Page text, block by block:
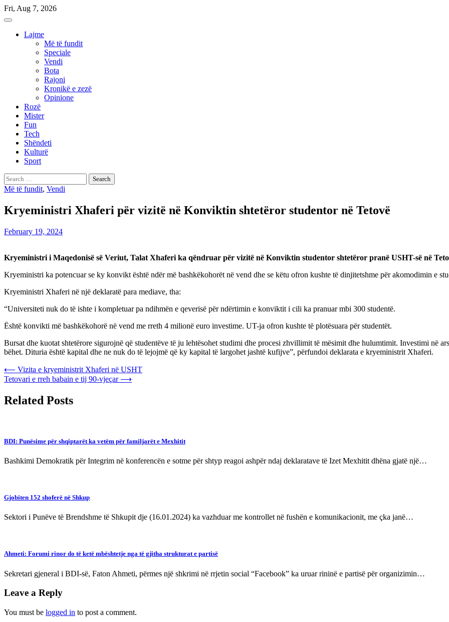
Skip
to
Fri, Aug 7, 2026
Lajme
Më të fundit
Speciale
Vendi
Bota
Rajoni
Kronikë e zezë
Opinione
Rozë
Mister
Fun
Tech
Shëndeti
Kulturë
Sport
Search
for:
Më të fundit, Vendi
Kryeministri Xhaferi për vizitë në Konviktin shtetëror studentor në Tetovë
February 19, 2024
Kryeministri i Maqedonisë së Veriut, Talat Xhaferi ka qëndruar për vizitë në Konviktin studentor shtetëror pranë USHT-së në
Kryeministri ka potencuar se ky konvikt është ndër më bashkëkohorët në vend dhe se këtu ofron kushte të dinjitetshme për akomodimin e
Kryeministri Xhaferi në një deklaratë para mediave, tha:
“Universiteti nuk do të ishte i kompletuar pa ndihmën e qeverisë për ndërtimin e konviktit i cili ka pranuar mbi 300 studentë.
Është konvikti më bashkëkohorë në vend me rreth 4 milionë euro investime. UT-ja ofron kushte të plotësuara për studentët.
Bursat dhe kuotat shtetërore sigurojnë që studentëve të ju lehtësohet studimi dhe procesi zhvillimit të mësimit dhe hulumtimit. Investimi në
bëhet. Dituria është kapital dhe ne nuk do të lejojmë që ky kapital të largohet jashtë kufijve”, përfundoi deklarata e kryeministrit Xhaferi.
Post
navigation
⟵ Vizita e kryeministrit Xhaferi në USHT
Tetovari e rreh babain e tij 90-vjeçar ⟶
Related Posts
BDI: Punësime për shqiptarët ka vetëm për familjarët e Mexhitit
Bashkimi Demokratik për Integrim në konferencën e sotme për shtyp reagoi ashpër ndaj deklaratave të Izet Mexhitit dhëna gjatë një…
Gjobiten 152 shoferë në Shkup
Sektori i Punëve të Brendshme të Shkupit dje (16.01.2024) ka vazhduar me kontrollet në fushën e komunikacionit, me çka janë…
Ahmeti: Forumi rinor do të ketë mbështetje nga të gjitha strukturat e partisë
Sekretari gjeneral i BDI-së, Faton Ahmeti, përmes një shkrimi në rrjetin social “Facebook” ka uruar rininë e partisë për organizimin…
Leave a Reply
You must be logged in to post a comment.